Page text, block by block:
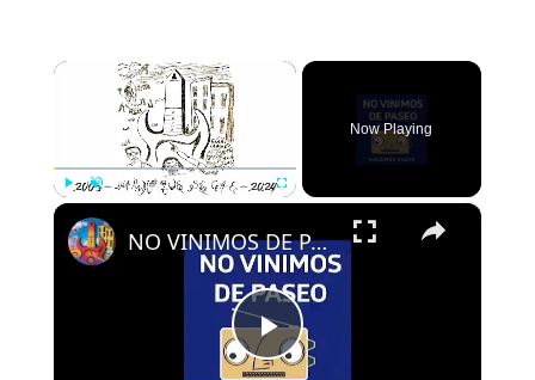
×
Now Playing
×
P
NO VINIMOS DE PASEO - PROGRAMA 109 - 01/08/2024